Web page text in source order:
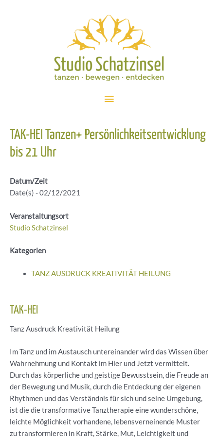
Hauptmenü
TAK-HEI Tanzen+ Persönlichkeitsentwicklung
bis 21 Uhr
Datum/Zeit
Date(s) - 02/12/2021
Veranstaltungsort
Studio Schatzinsel
Kategorien
TANZ AUSDRUCK KREATIVITÄT HEILUNG
TAK-HEI
Tanz Ausdruck Kreativität Heilung
Im Tanz und im Austausch untereinander wird das Wissen über
Wahrnehmung und Kontakt im Hier und Jetzt vermittelt.
Durch das körperliche und geistige Bewusstsein, die Freude an
der Bewegung und Musik, durch die Entdeckung der eigenen
Rhythmen und das Verständnis für sich und seine Umgebung,
ist die die transformative Tanztherapie eine wunderschöne,
leichte Möglichkeit vorhandene, lebensverneinende Muster
zu transformieren in Kraft, Stärke, Mut, Leichtigkeit und